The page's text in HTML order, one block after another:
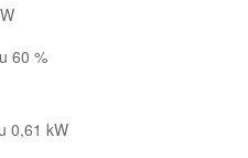
60 %
0,61 kW